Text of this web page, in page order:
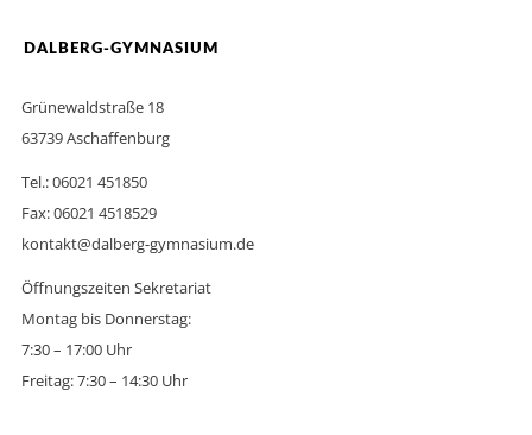
DALBERG-GYMNASIUM
Grünewaldstraße 18
63739 Aschaffenburg
Tel.: 06021 451850
Fax: 06021 4518529
kontakt@dalberg-gymnasium.de
Öffnungszeiten Sekretariat
Montag bis Donnerstag:
7:30 – 17:00 Uhr
Freitag: 7:30 – 14:30 Uhr